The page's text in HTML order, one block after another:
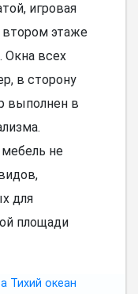
игровая
втором этаже
Окна всех
в сторону
выполнен в
не
для
площади